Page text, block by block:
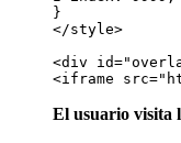
}
</style>
<div
<iframe
El usuario visita